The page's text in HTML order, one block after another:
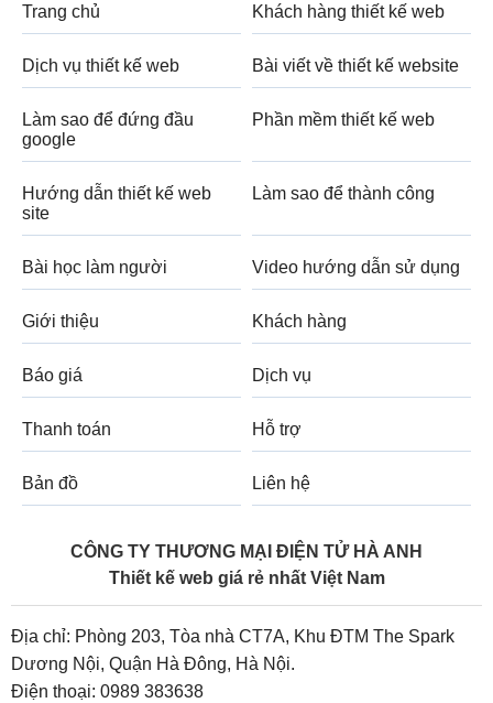
Trang chủ Khách hàng thiết kế web
Dịch vụ thiết kế web Bài viết về thiết kế website
Làm sao để đứng đầu
google
Phần mềm thiết kế web
Hướng dẫn thiết kế web
site
Làm sao để thành công
Bài học làm người Video hướng dẫn sử dụng
Giới thiệu Khách hàng
Báo giá Dịch vụ
Thanh toán Hỗ trợ
Bản đồ Liên hệ
CÔNG TY THƯƠNG MẠI ĐIỆN TỬ HÀ ANH
Thiết kế web giá rẻ nhất Việt Nam
Địa chỉ: Phòng 203, Tòa nhà CT7A, Khu ĐTM The Spark
Dương Nội, Quận Hà Đông, Hà Nội.
Điện thoại: 0989 383638